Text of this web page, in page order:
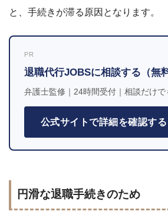
と、手続きが滞る原因となります。
PR
退職代行JOBSに相談する（無
弁護士監修｜24時間受付｜相談だけで
公式サイトで詳細を確認する
円滑な退職手続きのため